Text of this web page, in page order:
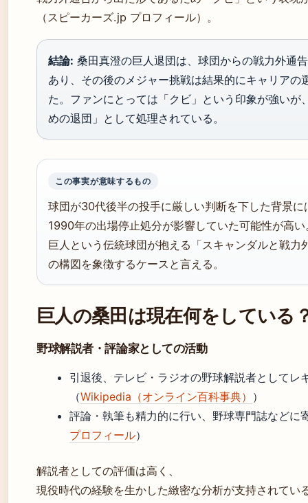
（スピーカーズ.jp プロフィール）。
結論: 桑田真澄の巨人退団は、球団からの戦力外通
あり、その後のメジャー挑戦は結果的にキャリアの
た。ファンにとっては「クビ」という印象が強いが
めの退団」として処理されている。
この事実が意味するもの
球団が30代後半の投手に厳しい判断を下した背景に
1990年の出場停止処分が影響していた可能性が高い
巨人という伝統球団が抱える「スキャンダルと戦力
の構図を象徴するケースと言える。
巨人の桑田は現在何をしている
野球解説者・評論家としての活動
引退後、テレビ・ラジオの野球解説者としてレ
（Wikipedia（オンライン百科事典） ）
評論・執筆も精力的に行い、野球専門誌などに
プロフィール）
解説者としての評価は高く、
現役時代の経験を生かした緻密な分析が支持されてい